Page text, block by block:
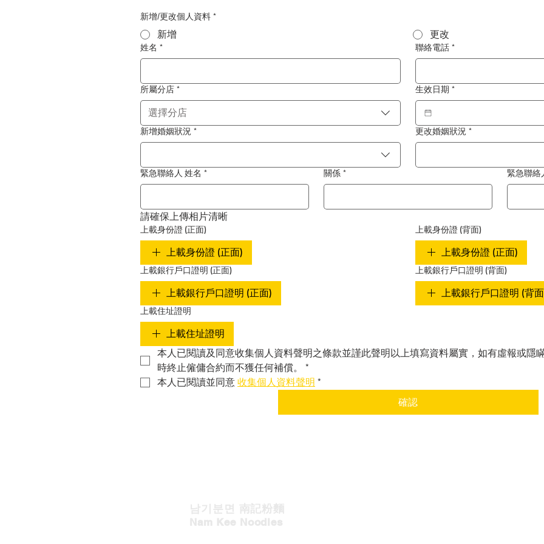
新增/更改個人資料 *
新增 更改
姓名 * 聯絡電話 *
所屬分店 *
選擇分店
生效日期 *
新增婚姻狀況 * 更改婚姻狀況 *
緊急聯絡人 姓名 * 關係 * 緊急聯絡
請確保上傳相片清晰
上載身份證 (正面)
上載身份證 (正面)
上載身份證 (背面)
上載身份證 (正面)
上載銀行戶口證明 (正面)
上載銀行戶口證明 (正面)
上載銀行戶口證明 (背面)
上載銀行戶口證明 (背
上載住址證明
上載住址證明
本人已閱讀及同意收集個人資料聲明之條款並謹此聲明以上填寫資料屬實，如有虛報或隱
時終止僱傭合約而不獲任何補償。
*
本人已閱讀並同意 收集個人資料聲明 *
確認